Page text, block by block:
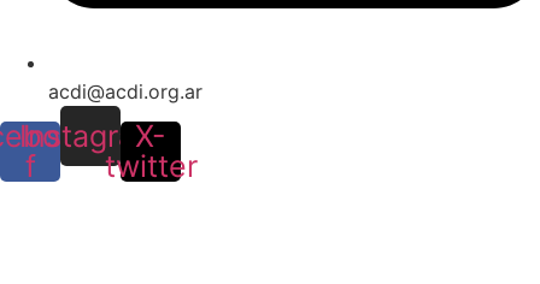
acdi@acdi.org.ar
f
Instagram
X-
twitter